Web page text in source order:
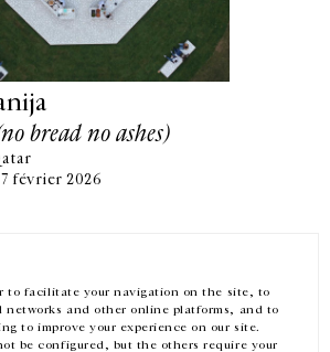
to facilitate your navigation on the site, to
networks and other online platforms, and to
to improve your experience on our site.
be configured, but the others require your
bread no ashes)
février 2026
Instagram